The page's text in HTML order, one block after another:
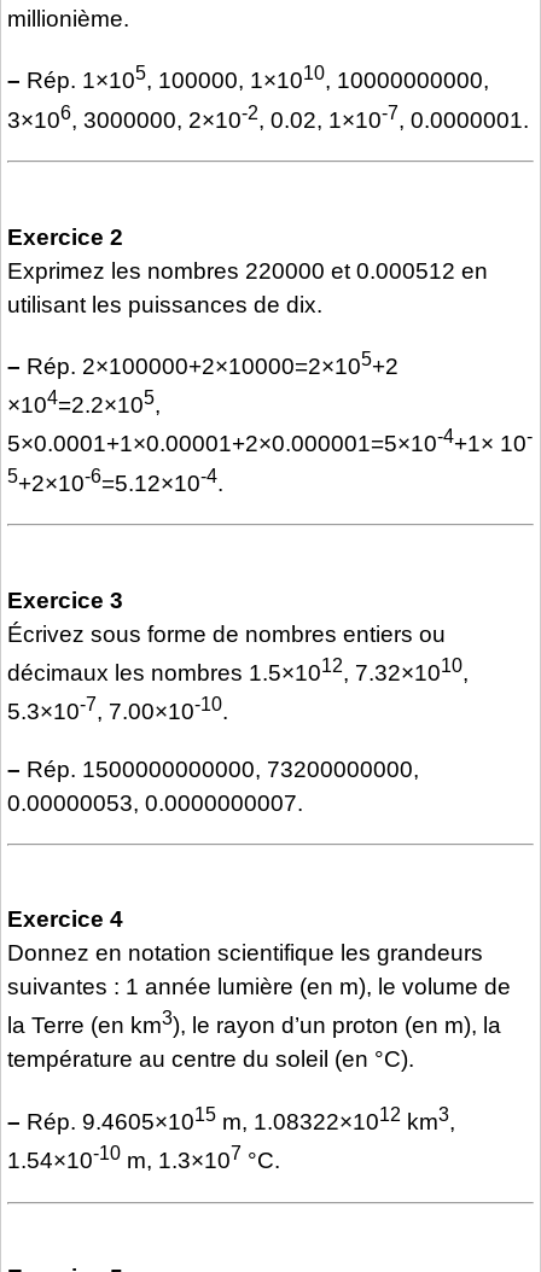
millionième.
– Rép. 1×105, 100000, 1×1010, 10000000000,
3×106, 3000000, 2×10-2, 0.02, 1×10-7, 0.0000001.
Exercice 2
Exprimez les nombres 220000 et 0.000512 en
utilisant les puissances de dix.
– Rép. 2×100000+2×10000=2×105+2
×104=2.2×105,
5×0.0001+1×0.00001+2×0.000001=5×10-4+1× 10-
5+2×10-6=5.12×10-4.
Exercice 3
Écrivez sous forme de nombres entiers ou
décimaux les nombres 1.5×1012, 7.32×1010,
5.3×10-7, 7.00×10-10.
– Rép. 1500000000000, 73200000000,
0.00000053, 0.0000000007.
Exercice 4
Donnez en notation scientifique les grandeurs
suivantes : 1 année lumière (en m), le volume de
la Terre (en km3), le rayon d’un proton (en m), la
température au centre du soleil (en °C).
– Rép. 9.4605×1015 m, 1.08322×1012 km3,
1.54×10-10 m, 1.3×107 °C.